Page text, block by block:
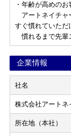
・年齢が高めの
アートネイチャ
すぐ慣れていただ
慣れるまで先輩
企業情報
社名
株式会社アートネ
所在地（本社）